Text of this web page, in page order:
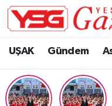
UŞAK Gündem
Hava Durumu